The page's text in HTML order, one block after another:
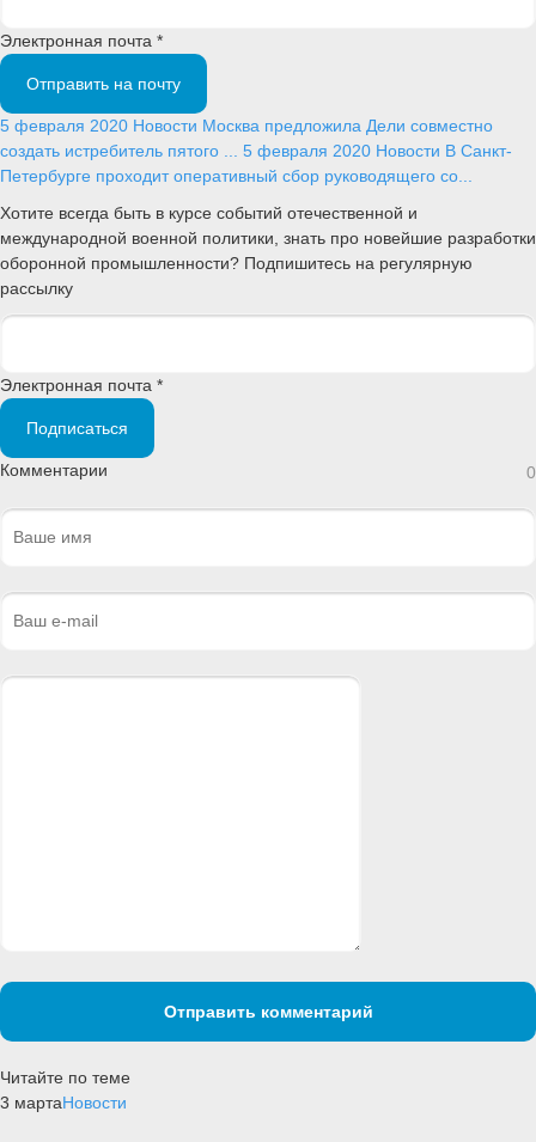
Электронная почта *
Отправить на почту
5 февраля 2020 Новости Москва предложила Дели совместно
создать истребитель пятого ... 5 февраля 2020 Новости В Санкт-
Петербурге проходит оперативный сбор руководящего со...
Хотите всегда быть в курсе событий отечественной и
международной военной политики, знать про новейшие разработки
оборонной промышленности? Подпишитесь на регулярную
рассылку
Электронная почта *
Подписаться
Комментарии 0
Отправить комментарий
Читайте по теме
3 мартаНовости